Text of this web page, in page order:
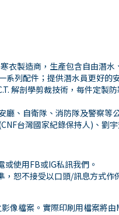
衣製造商，生產包含自由潛
系列配件；提供潛水員更好
解剖學剪裁技術，每件定
廳、自衛隊、消防隊及警察等
台灣國家紀錄保持人)、劉
或使用FB或IG私訊我們。
，恕不接受以口頭/訊息方式作
像檔案。實際印刷用檔案將